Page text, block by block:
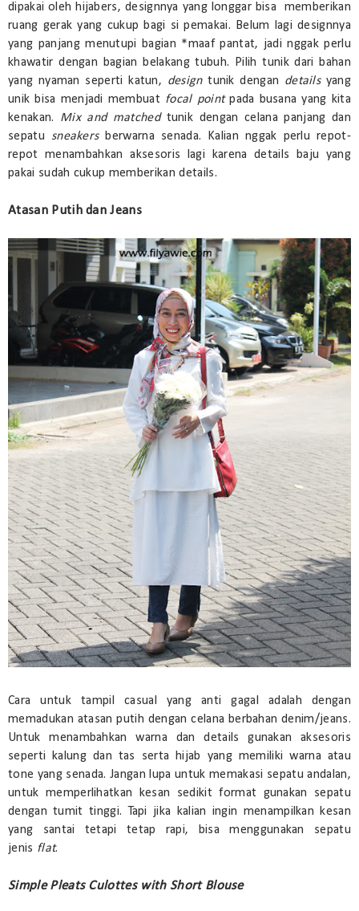
dipakai oleh hijabers, designnya yang longgar bisa memberikan
ruang gerak yang cukup bagi si pemakai. Belum lagi designnya
yang panjang menutupi bagian *maaf pantat, jadi nggak perlu
khawatir dengan bagian belakang tubuh. Pilih tunik dari bahan
yang nyaman seperti katun, designtunik dengan details yang
unik bisa menjadi membuat focal pointpada busana yang kita
kenakan. Mix and matchedtunik dengan celana panjang dan
sepatu sneakersberwarna senada. Kalian nggak perlu repot-
repot menambahkan aksesoris lagi karena details baju yang
pakai sudah cukup memberikan details.
Atasan Putih dan Jeans
Cara untuk tampil casual yang anti gagal adalah dengan
memadukan atasan putih dengan celana berbahan denim/jeans.
Untuk menambahkan warna dan details gunakan aksesoris
seperti kalung dan tas serta hijab yang memiliki warna atau
tone yang senada. Jangan lupa untuk memakasi sepatu andalan,
untuk memperlihatkan kesan sedikit format gunakan sepatu
dengan tumit tinggi. Tapi jika kalian ingin menampilkan kesan
yang santai tetapi tetap rapi, bisa menggunakan sepatu
jenis flat.
Simple Pleats Culottes with Short Blouse